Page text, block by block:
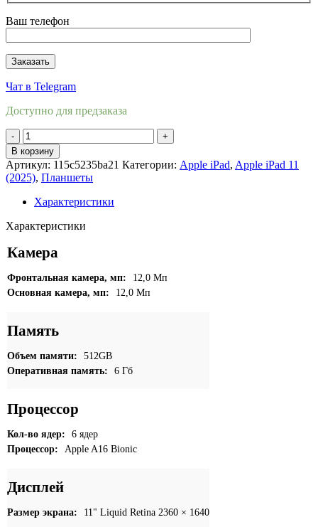
Ваш телефон
Чат в Telegram
Доступно для предзаказа
Количество
товара
Apple
iPad
11
(2025)
512GB
Wi-
Желтый
(Yellow)
В корзину
Артикул: 115c5235ba21 Категории: Apple iPad, Apple iPad 11
(2025), Планшеты
Характеристики
Характеристики
Камера
Фронтальная камера, мп:
12,0 Мп
Основная камера, мп:
12,0 Мп
Память
Объем памяти:
512GB
Оперативная память:
6 Гб
Процессор
Кол-во ядер:
6 ядер
Процессор:
Apple A16 Bionic
Дисплей
Размер экрана: 11" Liquid Retina 2360 × 1640